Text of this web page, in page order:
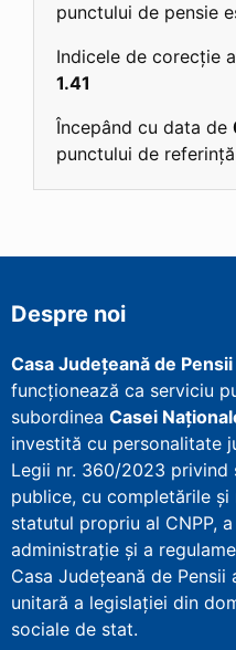
punctului de pensie
Indicele de corecție
1.41
Începând cu data de
punctului de
Despre noi
Casa Județeană de
funcționează ca serviciu
subordinea Casei
investită cu personalitate
Legii nr. 360/2023 privind
publice, cu completările
statutul propriu al CNPP,
administrație și a
Casa Județeană de
unitară a legislației din
sociale de stat.